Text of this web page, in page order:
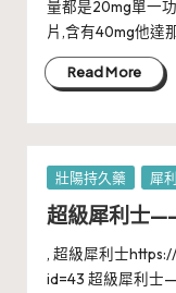
量都是20mg單一
片,含有40mg他達
Read More
Posted
in
壯陽持久藥 犀
超級犀利士
, 超級犀利士
id=43 超級犀利士